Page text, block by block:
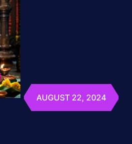
AUGUST 22, 2024